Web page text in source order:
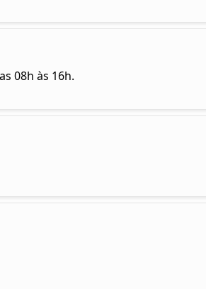
08h às 16h.